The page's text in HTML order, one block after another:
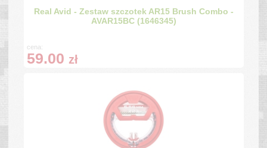
Real Avid - Zestaw szczotek AR15 Brush Combo -
AVAR15BC (1646345)
cena:
59.00 zł